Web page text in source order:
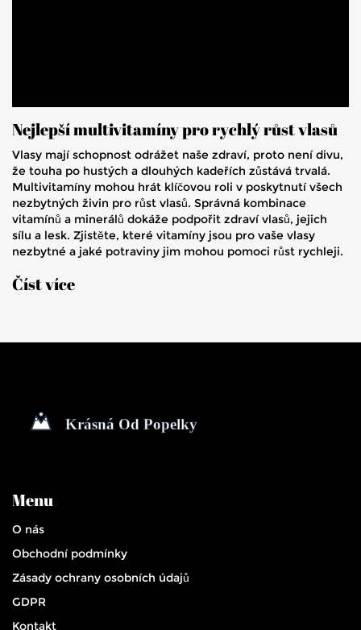
Nejlepší multivitamíny pro rychlý růst vlasů
Vlasy mají schopnost odrážet naše zdraví, proto není divu,
že touha po hustých a dlouhých kadeřích zůstává trvalá.
Multivitamíny mohou hrát klíčovou roli v poskytnutí všech
nezbytných živin pro růst vlasů. Správná kombinace
vitamínů a minerálů dokáže podpořit zdraví vlasů, jejich
sílu a lesk. Zjistěte, které vitamíny jsou pro vaše vlasy
nezbytné a jaké potraviny jim mohou pomoci růst rychleji.
Číst více
Menu
O nás
Obchodní podmínky
Zásady ochrany osobních údajů
GDPR
Kontakt